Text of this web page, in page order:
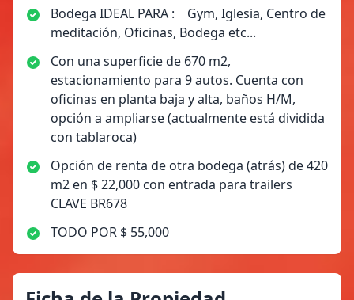
Bodega IDEAL PARA : Gym, Iglesia, Centro de
meditación, Oficinas, Bodega etc...
Con una superficie de 670 m2,
estacionamiento para 9 autos. Cuenta con
oficinas en planta baja y alta, baños H/M,
opción a ampliarse (actualmente está dividida
con tablaroca)
Opción de renta de otra bodega (atrás) de 420
m2 en $ 22,000 con entrada para trailers
CLAVE BR678
TODO POR $ 55,000